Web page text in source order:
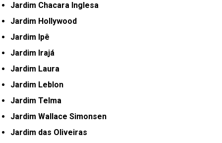
Jardim Chacara Inglesa
Jardim Hollywood
Jardim Ipê
Jardim Irajá
Jardim Laura
Jardim Leblon
Jardim Telma
Jardim Wallace Simonsen
Jardim das Oliveiras